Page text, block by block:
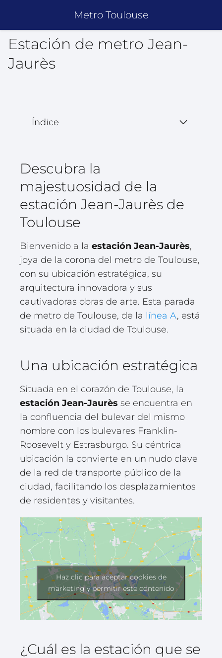
Metro Toulouse
Estación de metro Jean-
Jaurès
Índice
Descubra la
majestuosidad de la
estación Jean-Jaurès de
Toulouse
Bienvenido a la estación Jean-Jaurès,
joya de la corona del metro de Toulouse,
con su ubicación estratégica, su
arquitectura innovadora y sus
cautivadoras obras de arte. Esta parada
de metro de Toulouse, de la línea A, está
situada en la ciudad de Toulouse.
Una ubicación estratégica
Situada en el corazón de Toulouse, la
estación Jean-Jaurès se encuentra en
la confluencia del bulevar del mismo
nombre con los bulevares Franklin-
Roosevelt y Estrasburgo. Su céntrica
ubicación la convierte en un nudo clave
de la red de transporte público de la
ciudad, facilitando los desplazamientos
de residentes y visitantes.
Haz clic para aceptar cookies de
marketing y permitir este contenido
¿Cuál es la estación que se